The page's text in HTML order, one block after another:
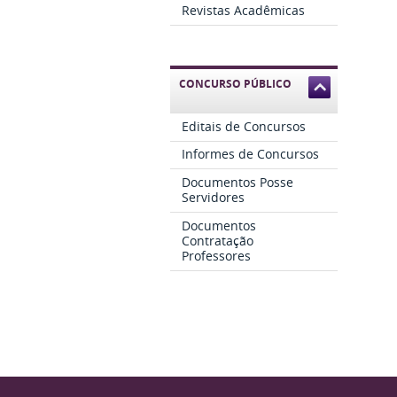
Revistas Acadêmicas
CONCURSO PÚBLICO
Editais de Concursos
Informes de Concursos
Documentos Posse
Servidores
Documentos
Contratação
Professores